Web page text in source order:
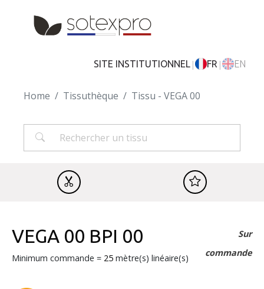
Skip to main content
SITE INSTITUTIONNEL| FR | EN
Home Tissuthèque Tissu - VEGA 00
VEGA 00 BPI 00
Minimum commande = 25 mètre(s) linéaire(s)
Sur
commande